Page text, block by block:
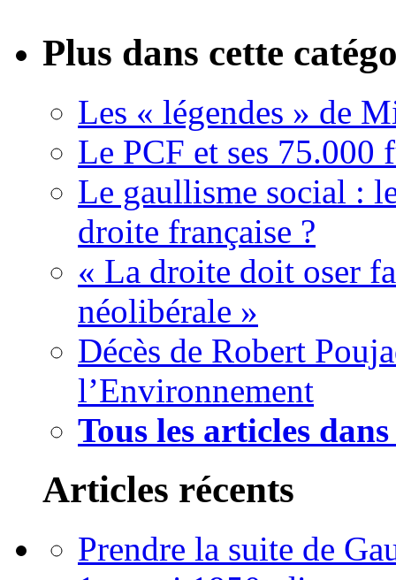
Plus dans cette
Les « légendes » de
Le PCF et ses 75.000
Le gaullisme social :
droite française ?
« La droite doit oser
néolibérale »
Décès de Robert
l’Environnement
Tous les articles
Articles récents
Prendre la suite de